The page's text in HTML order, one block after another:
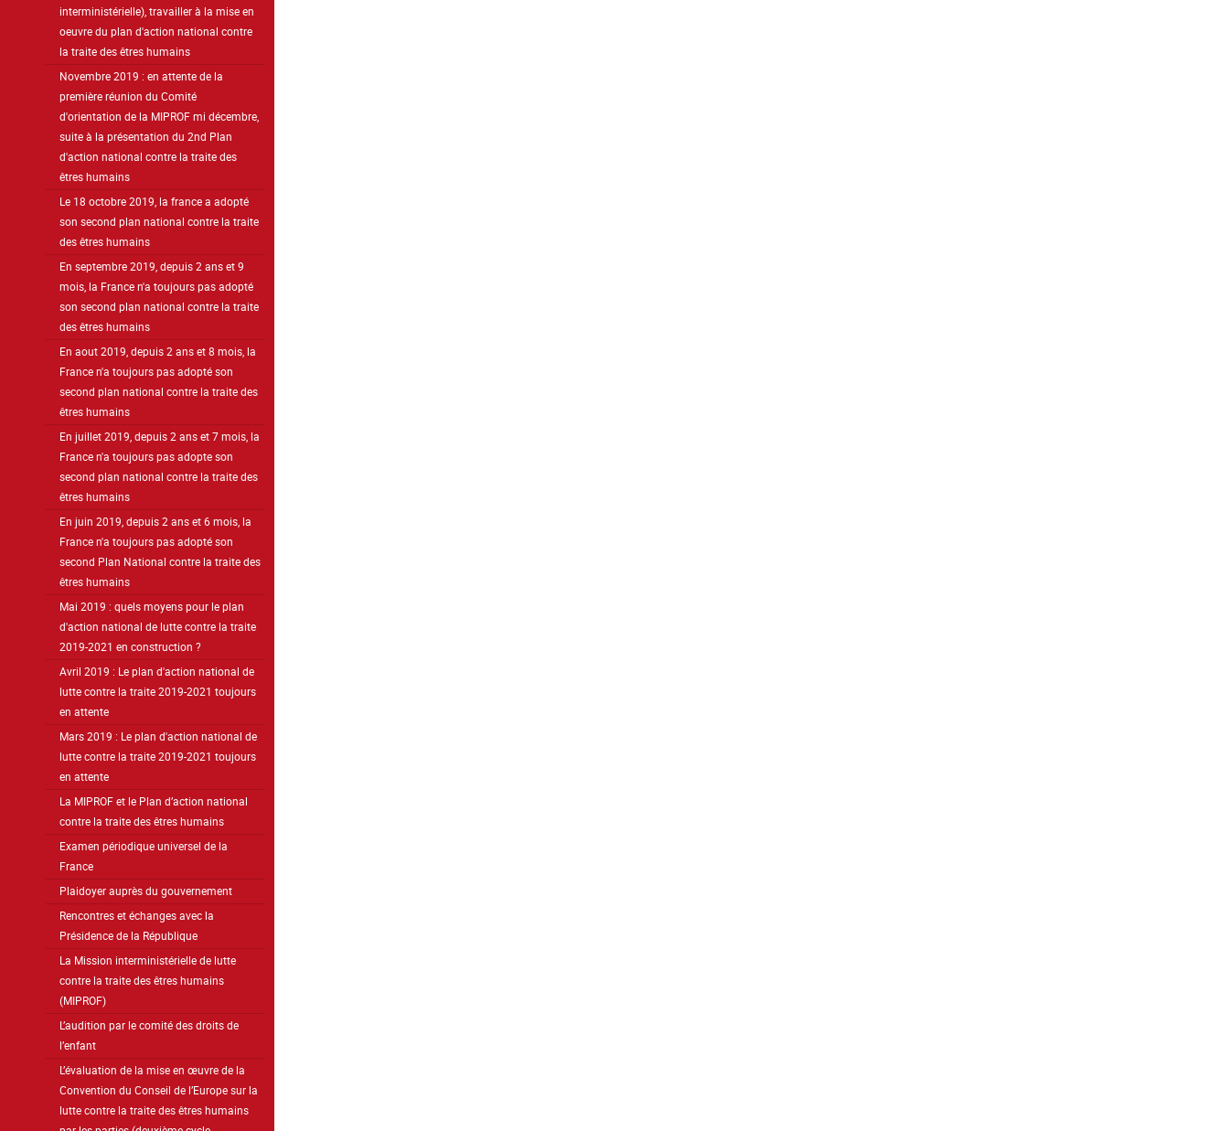
interministérielle), travailler à la mise en
oeuvre du plan d'action national contre
la traite des êtres humains
Novembre 2019 : en attente de la
première réunion du Comité
d'orientation de la MIPROF mi décembre,
suite à la présentation du 2nd Plan
d'action national contre la traite des
êtres humains
Le 18 octobre 2019, la france a adopté
son second plan national contre la traite
des êtres humains
En septembre 2019, depuis 2 ans et 9
mois, la France n'a toujours pas adopté
son second plan national contre la traite
des êtres humains
En aout 2019, depuis 2 ans et 8 mois, la
France n'a toujours pas adopté son
second plan national contre la traite des
êtres humains
En juillet 2019, depuis 2 ans et 7 mois, la
France n'a toujours pas adopte son
second plan national contre la traite des
êtres humains
En juin 2019, depuis 2 ans et 6 mois, la
France n'a toujours pas adopté son
second Plan National contre la traite des
êtres humains
Mai 2019 : quels moyens pour le plan
d'action national de lutte contre la traite
2019-2021 en construction ?
Avril 2019 : Le plan d'action national de
lutte contre la traite 2019-2021 toujours
en attente
Mars 2019 : Le plan d'action national de
lutte contre la traite 2019-2021 toujours
en attente
La MIPROF et le Plan d’action national
contre la traite des êtres humains
Examen périodique universel de la
France
Plaidoyer auprès du gouvernement
Rencontres et échanges avec la
Présidence de la République
La Mission interministérielle de lutte
contre la traite des êtres humains
(MIPROF)
L’audition par le comité des droits de
l’enfant
L’évaluation de la mise en œuvre de la
Convention du Conseil de l’Europe sur la
lutte contre la traite des êtres humains